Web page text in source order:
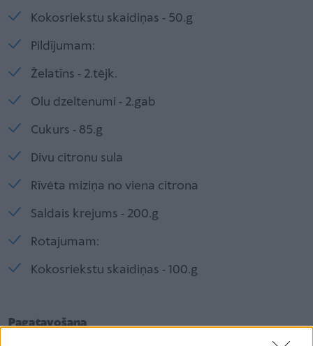
Kokosriekstu skaidiņas - 50.g
Pildījumam:
Želatīns - 2.tējk.
Olu dzeltenumi - 2.gab
Cukurs - 85.g
Divu citronu sula
Rīvēta miziņa no viena citrona
Saldais krejums - 200.g
Rotajumam:
Kokosriekstu skaidiņas - 100.g
Pagatavošana